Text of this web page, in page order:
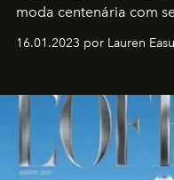
moda centenária com
16.01.2023 por Lauren